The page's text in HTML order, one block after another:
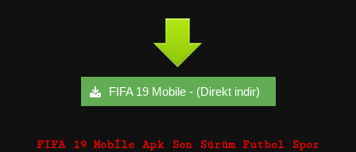
FIFA 19 Mobile - (Direkt indir)
FIFA 19 Mobile Apk Son Sürüm Futbol Spor